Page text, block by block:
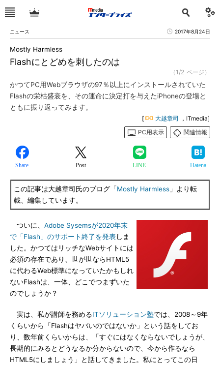
ニュース 2017年8月24日
Flashにとどめを刺したのは
Mostly Harmless
（1/2 ページ）
かつてPC用Webブラウザの97％以上にインストールされていた
Flashの栄枯盛衰を、その運命に決定打を与えたiPhoneの登場と
ともに振り返ってみます。
[ 大越章司
，ITmedia]
PC用表示
関連情報
Share Post LINE Hatena
この記事は大越章司氏のブログ「Mostly Harmless 」より転
載、編集しています。
ついに、 Adobe Sysemsが2020年末
で「Flash」のサポート終了を発表しま
した。かつてはリッチなWebサイトには
必須の存在であり、世が世ならHTML5
に代わるWeb標準になっていたかもしれ
ないFlashは、一体、どこでつまずいた
のでしょうか？
実は、私が講師を務めるITソリューション塾では、2008～9年
くらいから「Flashはヤバいのではないか」という話をしてお
り、数年前くらいからは、「すぐにはなくならないでしょうが、
長期的にみるとどうなるか分からないので、今から作るなら
HTML5にしましょう」と話してきました。私にとってこの日